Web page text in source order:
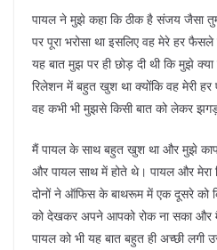
पायल ने मुझे कहा कि ठीक है संजय जैसा
पर पूरा भरोसा था इसलिए वह मेरे हर
यह बात मुझ पर ही छोड़ दी थी कि मुझे
रिलेशन में बहुत खुश था क्योंकि वह मेरी हर
वह कभी भी मुझसे किसी बात को लेकर
मैं पायल के साथ बहुत खुश था और मुझे
और पायल साथ में होते थे। पायल और मेरा
दोनों ने ऑफिस के बाथरूम में एक दूसरे को
को देखकर अपने आपको रोक ना सका और
पायल को भी यह बात बहुत ही अच्छी लगी